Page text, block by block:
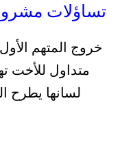
تساؤلات
خروج المتهم
متداول للأخت
لسانها يطرح